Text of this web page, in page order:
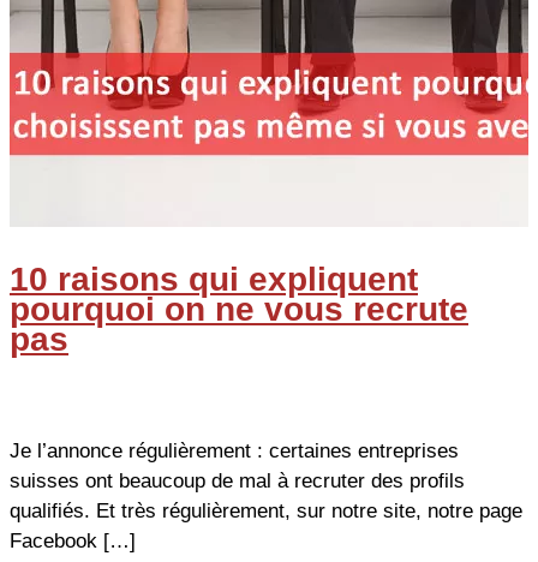
10 raisons qui expliquent
pourquoi on ne vous recrute
pas
Je l’annonce régulièrement : certaines entreprises
suisses ont beaucoup de mal à recruter des profils
qualifiés. Et très régulièrement, sur notre site, notre page
Facebook […]